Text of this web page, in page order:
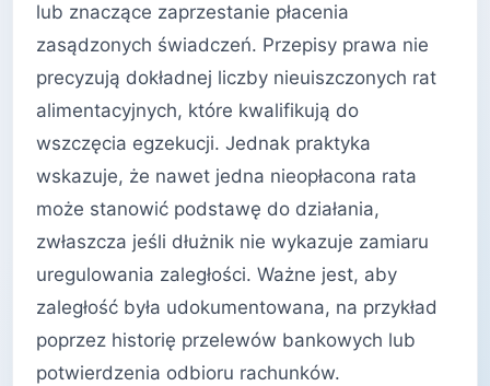
lub znaczące zaprzestanie płacenia
zasądzonych świadczeń. Przepisy prawa nie
precyzują dokładnej liczby nieuiszczonych rat
alimentacyjnych, które kwalifikują do
wszczęcia egzekucji. Jednak praktyka
wskazuje, że nawet jedna nieopłacona rata
może stanowić podstawę do działania,
zwłaszcza jeśli dłużnik nie wykazuje zamiaru
uregulowania zaległości. Ważne jest, aby
zaległość była udokumentowana, na przykład
poprzez historię przelewów bankowych lub
potwierdzenia odbioru rachunków.